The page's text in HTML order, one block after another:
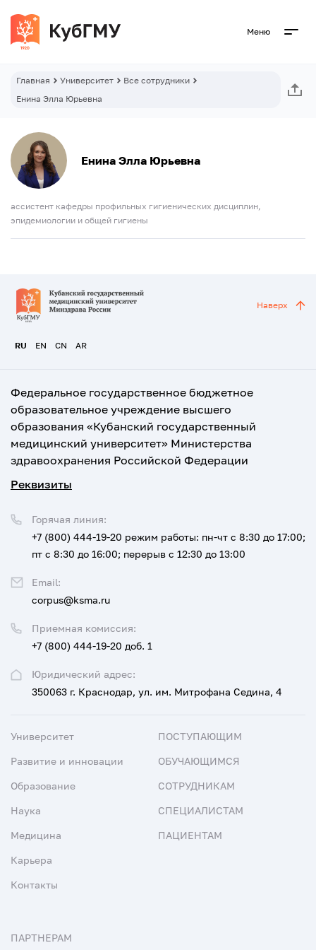
Меню
Главная Университет
Все сотрудники
Енина Элла Юрьевна
Енина Элла Юрьевна
ассистент кафедры профильных гигиенических дисциплин,
эпидемиологии и общей гигиены
RU EN CN AR
Наверх
Федеральное государственное бюджетное
образовательное учреждение высшего
образования «Кубанский государственный
медицинский университет» Министерства
здравоохранения Российской Федерации
Реквизиты
Юридический адрес:
350063 г. Краснодар, ул. им. Митрофана Седина, 4
Приемная комиссия:
+7 (800) 444-19-20 доб. 1
Горячая линия:
+7 (800) 444-19-20 режим работы: пн-чт с 8:30 до 17:00;
пт с 8:30 до 16:00; перерыв с 12:30 до 13:00
Email:
corpus@ksma.ru
Университет
Развитие и инновации
Образование
Наука
Медицина
Карьера
Контакты
ПОСТУПАЮЩИМ
ОБУЧАЮЩИМСЯ
СОТРУДНИКАМ
СПЕЦИАЛИСТАМ
ПАЦИЕНТАМ
ПАРТНЕРАМ